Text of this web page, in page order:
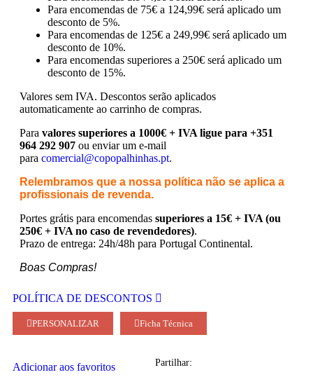
Para encomendas de 75€ a 124,99€ será aplicado um
desconto de 5%.
Para encomendas de 125€ a 249,99€ será aplicado um
desconto de 10%.
Para encomendas superiores a 250€ será aplicado um
desconto de 15%.
Valores sem IVA. Descontos serão aplicados
automaticamente ao carrinho de compras.
Para valores superiores a 1000€ + IVA ligue para +351
964 292 907 ou enviar um e-mail
para comercial@copopalhinhas.pt.
Relembramos que a nossa política não se aplica a
profissionais de revenda.
Portes grátis para encomendas superiores a 15€ + IVA (ou
250€ + IVA no caso de revendedores).
Prazo de entrega: 24h/48h para Portugal Continental.
Boas Compras!
POLÍTICA DE DESCONTOS
PERSONALIZAR Ficha Técnica
Adicionar aos favoritos Partilhar: